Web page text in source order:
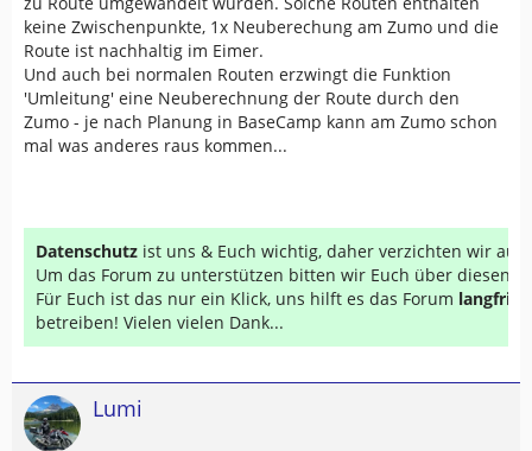
keine Zwischenpunkte, 1x Neuberechung am Zumo und die
Route ist nachhaltig im Eimer.
Und auch bei normalen Routen erzwingt die Funktion
'Umleitung' eine Neuberechnung der Route durch den
Zumo - je nach Planung in BaseCamp kann am Zumo schon
mal was anderes raus kommen...
Datenschutz ist uns & Euch wichtig, daher verzichten wir auf
Um das Forum zu unterstützen bitten wir Euch über diesen
Für Euch ist das nur ein Klick, uns hilft es das Forum
betreiben! Vielen vielen Dank...
Lumi